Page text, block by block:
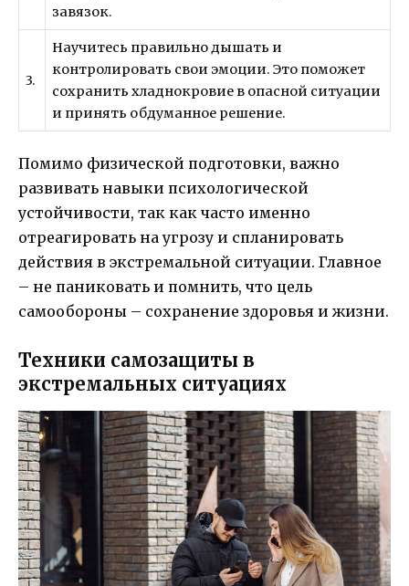
завязок.
3.
Научитесь правильно дышать и
контролировать свои эмоции. Это поможет
сохранить хладнокровие в опасной ситуации
и принять обдуманное решение.
Помимо физической подготовки, важно
развивать навыки психологической
устойчивости, так как часто именно
отреагировать на угрозу и спланировать
действия в экстремальной ситуации. Главное
– не паниковать и помнить, что цель
самообороны – сохранение здоровья и жизни.
Техники самозащиты в
экстремальных ситуациях